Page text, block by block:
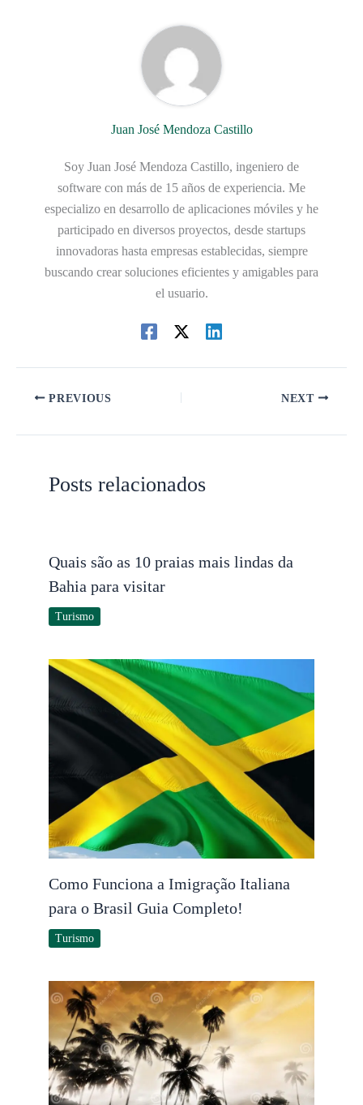
Juan José Mendoza Castillo
Soy Juan José Mendoza Castillo, ingeniero de
software con más de 15 años de experiencia. Me
especializo en desarrollo de aplicaciones móviles y he
participado en diversos proyectos, desde startups
innovadoras hasta empresas establecidas, siempre
buscando crear soluciones eficientes y amigables para
el usuario.
PREVIOUS NEXT
Posts relacionados
Quais são as 10 praias mais lindas da
Bahia para visitar
Turismo
Como Funciona a Imigração Italiana
para o Brasil Guia Completo!
Turismo